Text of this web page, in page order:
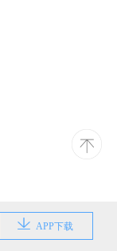
APP下载